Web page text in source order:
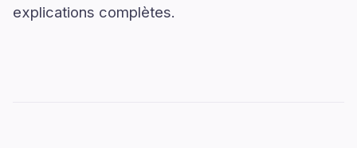
explications complètes.